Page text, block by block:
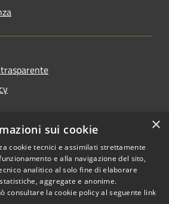
Copyright © 2026 • Città di
×
sui cookie
cookie tecnici e assimilati strettamente
e alla navigazione del sito,
analitico al solo fine di elaborare
aggregate e anonime.
consultare la cookie policy al seguente link